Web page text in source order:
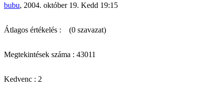
bubu, 2004. október 19. Kedd 19:15
Átlagos értékelés : (0 szavazat)
Megtekintések száma : 43011
Kedvenc : 2